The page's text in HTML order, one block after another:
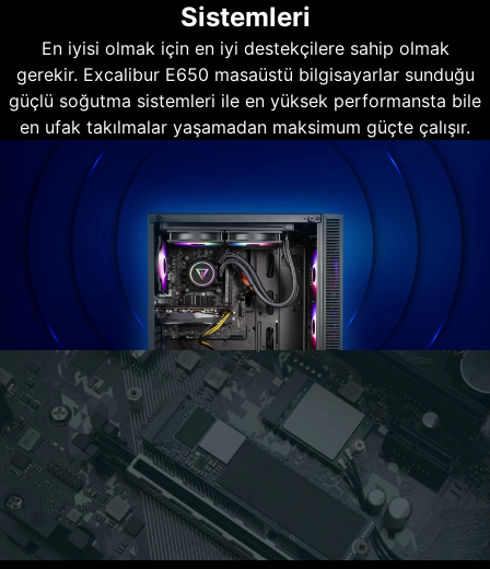
Sistemleri
En iyisi olmak için en iyi destekçilere sahip olmak
gerekir. Excalibur E650 masaüstü bilgisayarlar sunduğu
güçlü soğutma sistemleri ile en yüksek performansta bile
en ufak takılmalar yaşamadan maksimum güçte çalışır.